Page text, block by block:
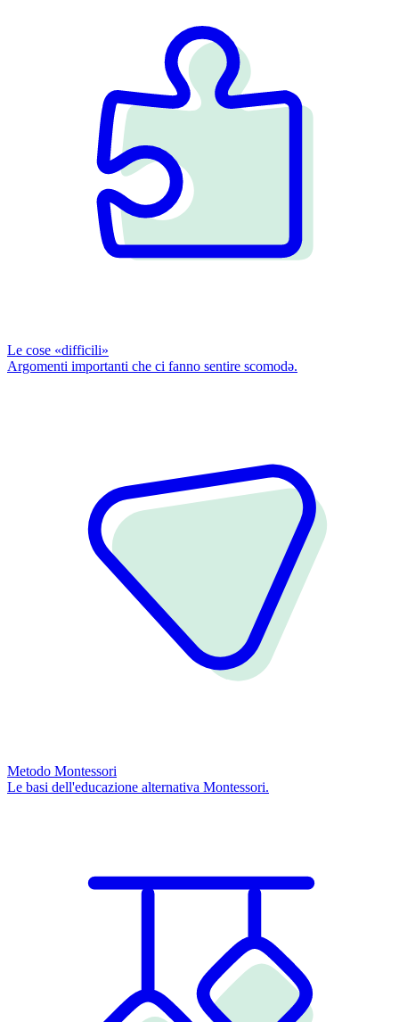
Le cose «difficili»
Argomenti importanti che ci fanno sentire scomodǝ.
Metodo Montessori
Le basi dell'educazione alternativa Montessori.